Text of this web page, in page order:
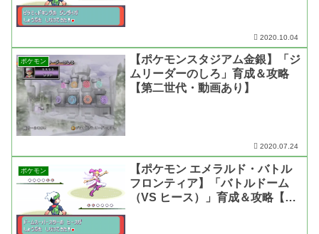
2020.10.04
ポケモン
【ポケモンスタジアム金銀】「ジ
ムリーダーのしろ」育成＆攻略
【第二世代・動画あり】
2020.07.24
ポケモン
【ポケモン エメラルド・バトル
フロンティア】「バトルドーム
（VS ヒース）」育成＆攻略【第